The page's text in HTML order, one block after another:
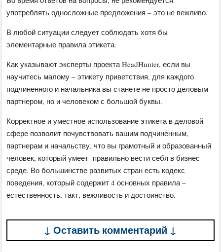
употреблять односложные предложения – это не вежливо.
В любой ситуации следует соблюдать хотя бы
элементарные правила этикета.
Как указывают эксперты проекта HeadHunter, если вы
научитесь малому – этикету приветствия, для каждого
подчиненного и начальника вы станете не просто деловым
партнером, но и человеком с большой буквы.
Корректное и уместное использование этикета в деловой
сфере позволит почувствовать вашим подчиненным,
партнерам и начальству, что вы грамотный и образованный
человек, который умеет правильно вести себя в бизнес
среде. Во большинстве развитых стран есть кодекс
поведения, который содержит 4 основных правила –
естественность, такт, вежливость и достоинство.
↓ Оставить комментарий ↓